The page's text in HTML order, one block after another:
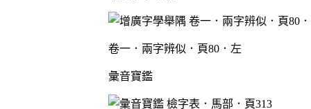
卷一．兩字辨似．頁80．左
彙音寶鑑